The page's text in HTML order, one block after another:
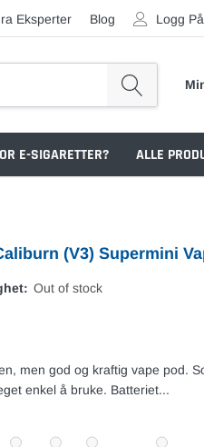
Eksperter Blog Logg På
E-SIGARETTER? ALLE
(V3) Supermini
Out of stock
men god og kraftig vape pod.
enkel å bruke. Batteriet...